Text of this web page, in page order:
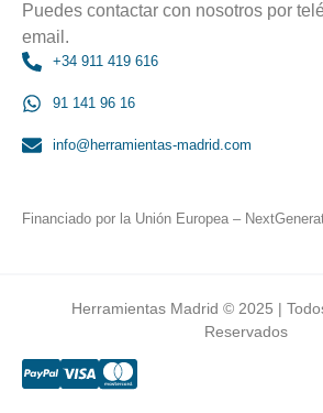
Puedes contactar con nosotros por
email.
+34 911 419 616
91 141 96 16
info@herramientas-madrid.com
Financiado por la Unión Europea –
Herramientas Madrid © 2025 |
Reservados